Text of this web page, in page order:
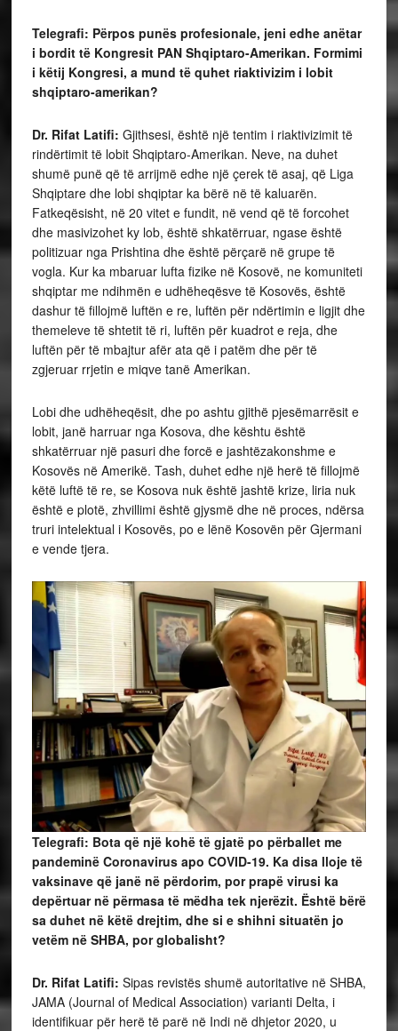
Telegrafi: Përpos punës profesionale, jeni edhe anëtar
i bordit të Kongresit PAN Shqiptaro-Amerikan. Formimi
i këtij Kongresi, a mund të quhet riaktivizim i lobit
shqiptaro-amerikan?
Dr. Rifat Latifi: Gjithsesi, është një tentim i riaktivizimit të
rindërtimit të lobit Shqiptaro-Amerikan. Neve, na duhet
shumë punë që të arrijmë edhe një çerek të asaj, që Liga
Shqiptare dhe lobi shqiptar ka bërë në të kaluarën.
Fatkeqësisht, në 20 vitet e fundit, në vend që të forcohet
dhe masivizohet ky lob, është shkatërruar, ngase është
politizuar nga Prishtina dhe është përçarë në grupe të
vogla. Kur ka mbaruar lufta fizike në Kosovë, ne komuniteti
shqiptar me ndihmën e udhëheqësve të Kosovës, është
dashur të fillojmë luftën e re, luftën për ndërtimin e ligjit dhe
themeleve të shtetit të ri, luftën për kuadrot e reja, dhe
luftën për të mbajtur afër ata që i patëm dhe për të
zgjeruar rrjetin e miqve tanë Amerikan.
Lobi dhe udhëheqësit, dhe po ashtu gjithë pjesëmarrësit e
lobit, janë harruar nga Kosova, dhe kështu është
shkatërruar një pasuri dhe forcë e jashtëzakonshme e
Kosovës në Amerikë. Tash, duhet edhe një herë të fillojmë
këtë luftë të re, se Kosova nuk është jashtë krize, liria nuk
është e plotë, zhvillimi është gjysmë dhe në proces, ndërsa
truri intelektual i Kosovës, po e lënë Kosovën për Gjermani
e vende tjera.
Telegrafi: Bota që një kohë të gjatë po përballet me
pandeminë Coronavirus apo COVID-19. Ka disa lloje të
vaksinave që janë në përdorim, por prapë virusi ka
depërtuar në përmasa të mëdha tek njerëzit. Është bërë
sa duhet në këtë drejtim, dhe si e shihni situatën jo
vetëm në SHBA, por globalisht?
Dr. Rifat Latifi: Sipas revistës shumë autoritative në SHBA,
JAMA (Journal of Medical Association) varianti Delta, i
identifikuar për herë të parë në Indi në dhjetor 2020, u